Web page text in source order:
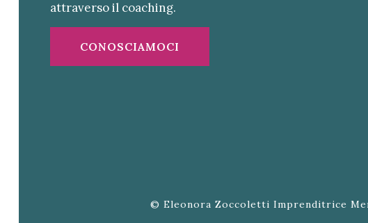
attraverso il coaching.
CONOSCIAMOCI
© Eleonora Zoccoletti Imprenditrice